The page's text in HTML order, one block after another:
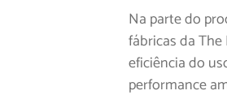
Na parte do
fábricas da
eficiência do
performance